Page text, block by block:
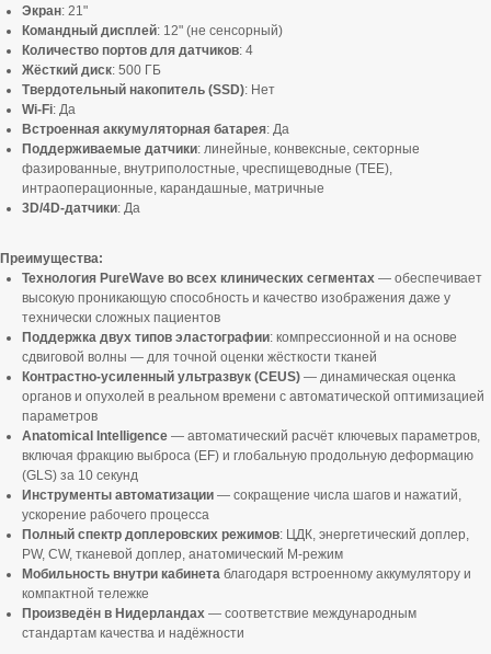
Экран: 21"
Командный дисплей: 12" (не сенсорный)
Количество портов для датчиков: 4
Жёсткий диск: 500 ГБ
Твердотельный накопитель (SSD): Нет
Wi-Fi: Да
Встроенная аккумуляторная батарея: Да
Поддерживаемые датчики: линейные, конвексные, секторные
фазированные, внутриполостные, чреспищеводные (TEE),
интраоперационные, карандашные, матричные
3D/4D-датчики: Да
Преимущества:
Технология PureWave во всех клинических сегментах — обеспечивает
высокую проникающую способность и качество изображения даже у
технически сложных пациентов
Поддержка двух типов эластографии: компрессионной и на основе
сдвиговой волны — для точной оценки жёсткости тканей
Контрастно-усиленный ультразвук (CEUS) — динамическая оценка
органов и опухолей в реальном времени с автоматической оптимизацией
параметров
Anatomical Intelligence — автоматический расчёт ключевых параметров,
включая фракцию выброса (EF) и глобальную продольную деформацию
(GLS) за 10 секунд
Инструменты автоматизации — сокращение числа шагов и нажатий,
ускорение рабочего процесса
Полный спектр доплеровских режимов: ЦДК, энергетический доплер,
PW, CW, тканевой доплер, анатомический M-режим
Мобильность внутри кабинета благодаря встроенному аккумулятору и
компактной тележке
Произведён в Нидерландах — соответствие международным
стандартам качества и надёжности